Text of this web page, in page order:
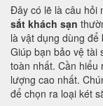
Đây có lẽ là câu hỏi
sắt khách sạn
là vật dụng dùng
Giúp bạn bảo vệ tài
toàn nhất. Cần hiểu
lượng cao nhất.
để chọn ra loại két